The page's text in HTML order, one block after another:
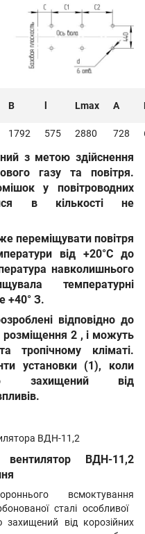
B l Lmax A
1792 575 2880 728
з метою здійснення
газу та повітря.
у повітроводних
в кількості не
переміщувати повітря
від +20°С до
навколишнього
температурні
+40° З.
відповідно до
розміщення 2, і можуть
тропічному кліматі.
установки (1), коли
захищений від
вентилятор ВДН-11,2
всмоктування
сталі особливої
захищений від корозійних